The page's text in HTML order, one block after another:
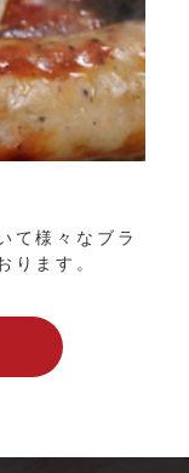
て様々なブラ
ります。